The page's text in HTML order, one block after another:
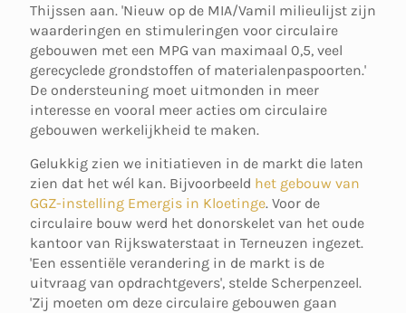
Thijssen aan. 'Nieuw op de MIA/Vamil milieulijst zijn
waarderingen en stimuleringen voor circulaire
gebouwen met een MPG van maximaal 0,5, veel
gerecyclede grondstoffen of materialenpaspoorten.'
De ondersteuning moet uitmonden in meer
interesse en vooral meer acties om circulaire
gebouwen werkelijkheid te maken.
Gelukkig zien we initiatieven in de markt die laten
zien dat het wél kan. Bijvoorbeeld het gebouw van
GGZ-instelling Emergis in Kloetinge. Voor de
circulaire bouw werd het donorskelet van het oude
kantoor van Rijkswaterstaat in Terneuzen ingezet.
'Een essentiële verandering in de markt is de
uitvraag van opdrachtgevers', stelde Scherpenzeel.
'Zij moeten om deze circulaire gebouwen gaan